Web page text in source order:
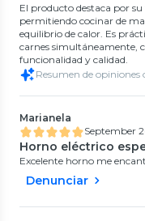
El producto destaca por
permitiendo cocinar de
equilibrio de calor. Es
carnes simultáneamente,
funcionalidad y calidad.
Resumen de opiniones
Marianela
September
Horno eléctrico
Excelente horno me
Denunciar